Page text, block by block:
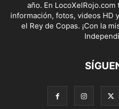
año. En
información, fotos, videos HD
el Rey de Copas. ¡Con la